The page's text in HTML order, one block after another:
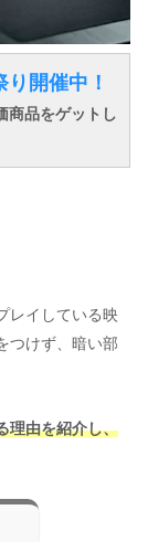
開催中！
商品をゲットし
レイしている映
つけず、暗い部
理由を紹介し、